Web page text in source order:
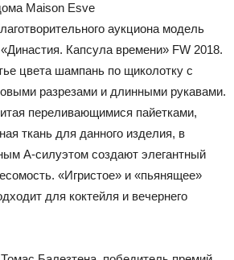
Maison Esve
аукциона модель
Капсула времени» FW 2018.
цвета шампань по щиколотку с
разрезами и длинными рукавами.
переливающимися пайетками,
ткань для данного изделия, в
А-силуэтом создают элегантный
«Игристое» и «пьянящее»
для коктейля и вечернего